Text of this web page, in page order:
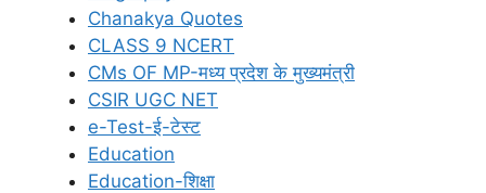
Chanakya Quotes
CLASS 9 NCERT
CMs OF MP-मध्य प्रदेश के मुख्यमंत्री
CSIR UGC NET
e-Test-ई-टेस्ट
Education
Education-शिक्षा